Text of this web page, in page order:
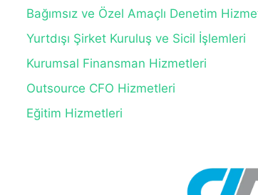
Bağımsız ve Özel Amaçlı Denetim
Yurtdışı Şirket Kuruluş ve Sicil İşlemleri
Kurumsal Finansman Hizmetleri
Outsource CFO Hizmetleri
Eğitim Hizmetleri